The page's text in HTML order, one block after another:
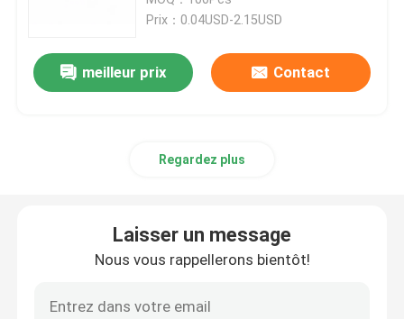
Fibre optique Splitter PLC
Prix：0.04USD-2.15USD
meilleur prix Contact
Regardez plus
Laisser un message
Nous vous rappellerons bientôt!